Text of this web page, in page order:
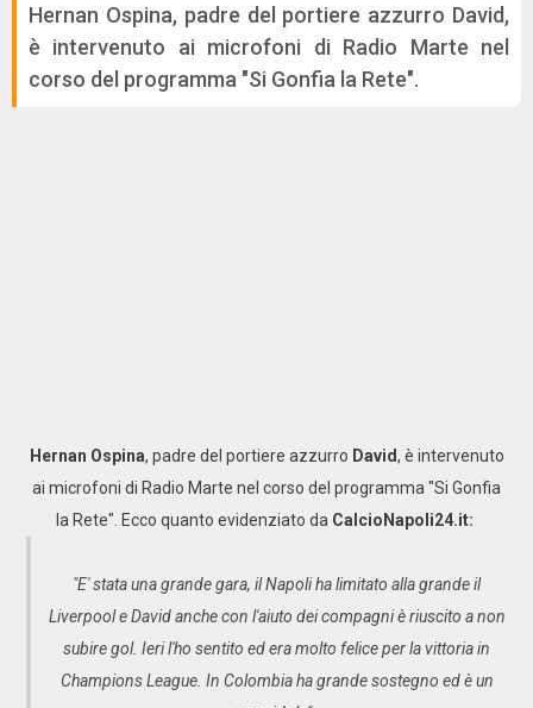
Hernan Ospina, padre del portiere azzurro David,
è intervenuto ai microfoni di Radio Marte nel
corso del programma "Si Gonfia la Rete".
Hernan Ospina, padre del portiere azzurro David, è intervenuto
ai microfoni di Radio Marte nel corso del programma "Si Gonfia
la Rete". Ecco quanto evidenziato da CalcioNapoli24.it:
"E' stata una grande gara, il Napoli ha limitato alla grande il
Liverpool e David anche con l'aiuto dei compagni è riuscito a non
subire gol. Ieri l'ho sentito ed era molto felice per la vittoria in
Champions League. In Colombia ha grande sostegno ed è un